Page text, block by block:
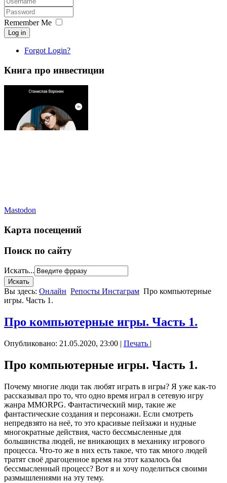
Remember Me
Log in
Forgot Login?
Книга про инвестиции
Mastodon
Карта посещений
Поиск по сайту
Искать...
Вы здесь: Онлайн Репосты Инстаграм Про компьютерные
игры. Часть 1.
Про компьютерные игры. Часть 1.
Опубликовано: 21.05.2020, 23:00 | Печать |
Про компьютерные игры. Часть 1.
Почему многие люди так любят играть в игры? Я уже как-то
рассказывал про то, что одно время играл в сетевую игру
жанра MMORPG. Фантастический мир, такие же
фантастические создания и персонажи. Если смотреть
непредвзято на неё, то это красивые пейзажи и нудные
многократные действия, часто бессмысленные для
большинства людей, не вникающих в механику игрового
процесса. Что-то же в них есть такое, что так много людей
тратят своё драгоценное время на этот казалось бы
бессмысленный процесс? Вот я и хочу поделиться своими
размышлениями на эту тему.